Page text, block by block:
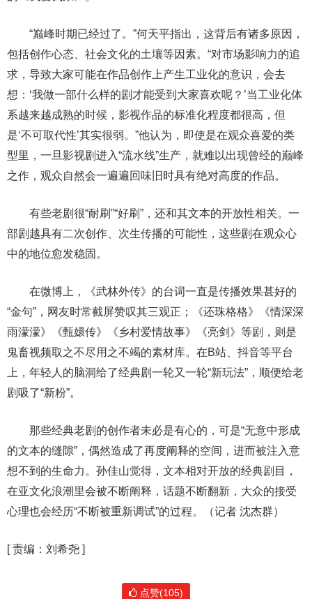
“巅峰时期已经过了。”何天平指出，这背后有诸多原因，
包括创作心态、社会文化的土壤等因素。“对市场影响力的追
求，导致大家可能在作品创作上产生工业化的意识，会去
想：‘我做一部什么样的剧才能受到大家喜欢呢？’当工业化体
系越来越成熟的时候，影视作品的标准化程度都很高，但
是‘不可取代性’其实很弱。”他认为，即使是在观众喜爱的类
型里，一旦影视剧进入“流水线”生产，就难以出现曾经的巅峰
之作，观众自然会一遍遍回味旧时具有绝对高度的作品。
有些老剧很“耐刷”“好刷”，还和其文本的开放性相关。一
部剧越具有二次创作、次生传播的可能性，这些剧在观众心
中的地位愈发稳固。
在微博上，《武林外传》的台词一直是传播效果甚好的
“金句”，网友时常截屏赞叹其三观正；《还珠格格》《情深深
雨濛濛》《甄嬛传》《乡村爱情故事》《亮剑》等剧，则是
鬼畜视频取之不尽用之不竭的素材库。在B站、抖音等平台
上，年轻人的脑洞给了经典剧一轮又一轮“新玩法”，顺便给老
剧吸了“新粉”。
那些经典老剧的创作者未必是有心的，可是“无意中形成
的文本的缝隙”，偶然造成了再度阐释的空间，进而被注入意
想不到的生命力。孙佳山觉得，文本相对开放的经典剧目，
在亚文化浪潮里会被不断阐释，话题不断翻新，大众的接受
心理也会经历“不断被重新调试”的过程。（记者 沈杰群）
[责编：刘希尧 ]
点赞(105)